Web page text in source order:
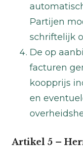
Partijen
schriftelijk
De op
facturen
koopprijs
en
Artikel 5 –